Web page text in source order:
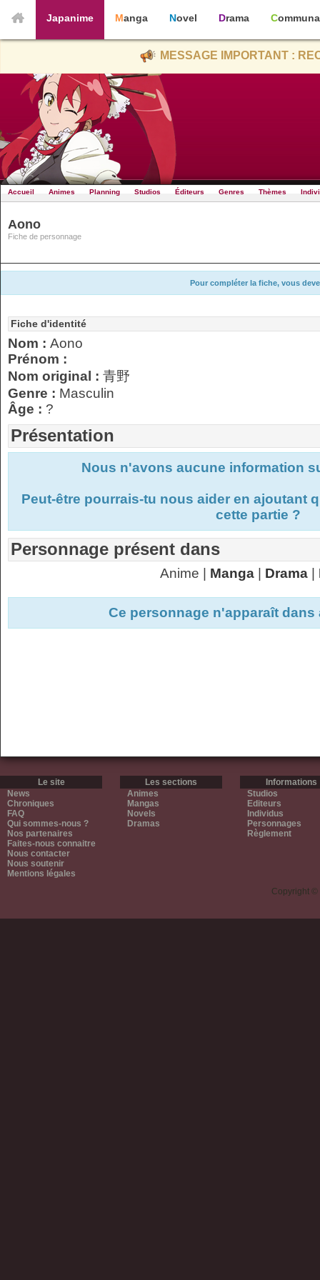
Japanime Manga Novel Drama
MESSAGE IMPORTANT :
Accueil Animes Planning Studios Éditeurs Genres Thèmes
Aono
Fiche de personnage
Pour compléter la fiche, vous
Fiche d'identité
Nom : Aono
Prénom :
Nom original : 青野
Genre : Masculin
Âge : ?
Présentation
Nous n'avons aucune information
Peut-être pourrais-tu nous aider en ajoutant
cette partie ?
Personnage présent dans
Anime | Manga| Drama|
Ce personnage n'apparaît dans
Le site
News
Chroniques
FAQ
Qui sommes-nous ?
Nos partenaires
Faites-nous connaitre
Nous contacter
Nous soutenir
Mentions légales
Les sections
Animes
Mangas
Novels
Dramas
Informations
Studios
Editeurs
Individus
Personnages
Règlement
Copyright ©